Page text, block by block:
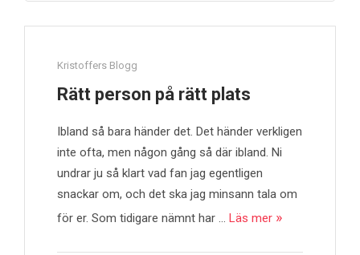
Kristoffers Blogg
Rätt person på rätt plats
Ibland så bara händer det. Det händer verkligen
inte ofta, men någon gång så där ibland. Ni
undrar ju så klart vad fan jag egentligen
snackar om, och det ska jag minsann tala om
för er. Som tidigare nämnt har … Läs mer